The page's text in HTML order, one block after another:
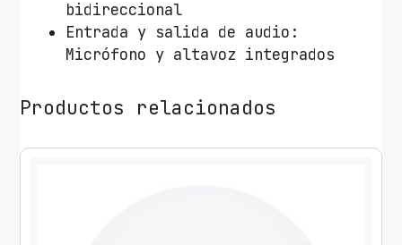
bidireccional
Entrada y salida de audio:
Micrófono y altavoz integrados
Productos relacionados